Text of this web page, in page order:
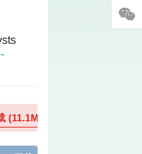
(11.1MB)